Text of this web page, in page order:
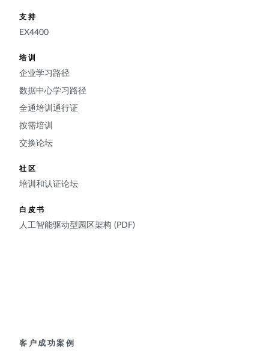
支持
EX4400
培训
企业学习路径
数据中心学习路径
全通培训通行证
按需培训
交换论坛
社区
培训和认证论坛
白皮书
人工智能驱动型园区架构 (PDF)
客户成功案例